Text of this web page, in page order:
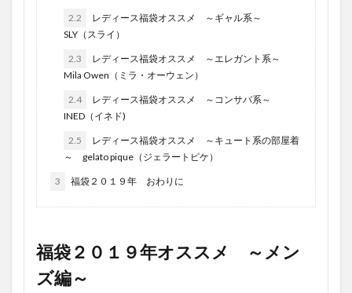
2.2
レディース福袋オススメ ～ギャル系～
SLY（スライ）
2.3
レディース福袋オススメ ～エレガント系～
Mila Owen（ミラ・オーウェン）
2.4
レディース福袋オススメ ～コンサバ系～
INED（イネド)
2.5
レディース福袋オススメ ～キュート系の部屋着
～ gelato pique（ジェラートピケ）
3 福袋２０１９年 おわりに
福袋２０１９年オススメ ～メン
ズ編～